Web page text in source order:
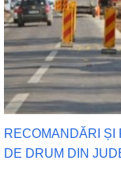
RECOMANDĂRI
DE DRUM DIN